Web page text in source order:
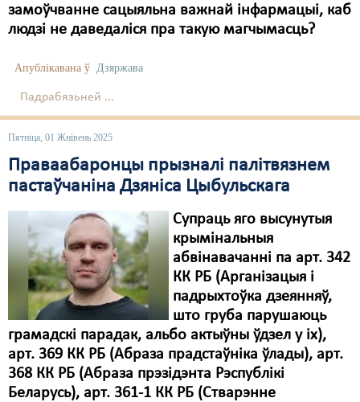
замоўчванне сацыяльна важнай інфармацыі, каб
людзі не даведаліся пра такую магчымасць?
Апублікавана ў Дзяржава
Падрабязьней ...
Пятніца, 01 Жнівень 2025
Праваабаронцы прызналі палітвязнем
пастаўчаніна Дзяніса Цыбульскага
Супраць яго высунутыя
крымінальныя
абвінавачанні па арт. 342
КК РБ (Арганізацыя і
падрыхтоўка дзеянняў,
што груба парушаюць
грамадскі парадак, альбо актыўны ўдзел у іх),
арт. 369 КК РБ (Абраза прадстаўніка ўлады), арт.
368 КК РБ (Абраза прэзідэнта Рэспублікі
Беларусь), арт. 361-1 КК РБ (Стварэнне
ЛПП
Мігранты
Мірныя сходы
Палітвязьні
Праваабаронцы
Правы дзіцяці
Распальваньне варожасьці
Рознае
Свабода слова
Свабода сумленьня
Суд
Сьмяротнае пакараньне